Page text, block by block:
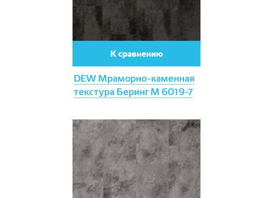
DEW Мраморно-каменная
текстура Беринг М 6019-7
К сравнению